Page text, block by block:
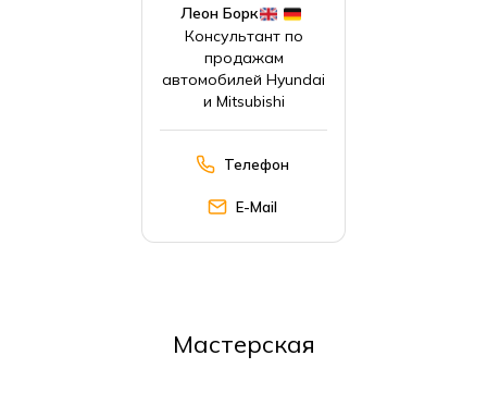
Леон Борк
Консультант по
продажам
автомобилей Hyundai
и Mitsubishi
Телефон
E-Mail
Мастерская